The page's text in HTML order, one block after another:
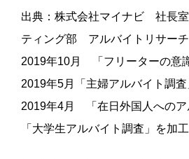
出典：株式会社マイナビ 社長
ティング部 アルバイトリサー
2019年10月 「フリーターの意
2019年5月「主婦アルバイト調査
2019年4月 「在日外国人へのア
「大学生アルバイト調査」を加工